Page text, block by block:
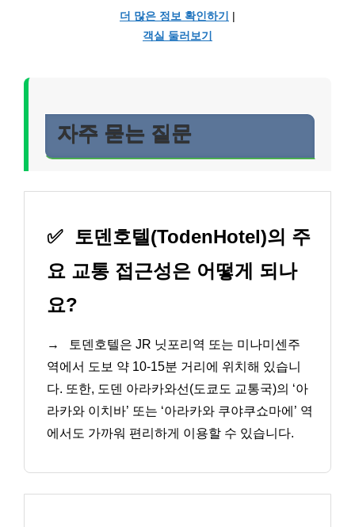
더 많은 정보 확인하기
|
객실 둘러보기
자주 묻는 질문
✅ 토덴호텔(TodenHotel)의 주
요 교통 접근성은 어떻게 되나
요?
→
토덴호텔은 JR 닛포리역 또는 미나미센주
역에서 도보 약 10-15분 거리에 위치해 있습니
다. 또한, 도덴 아라카와선(도쿄도 교통국)의 ‘아
라카와 이치바’ 또는 ‘아라카와 쿠야쿠쇼마에’ 역
에서도 가까워 편리하게 이용할 수 있습니다.